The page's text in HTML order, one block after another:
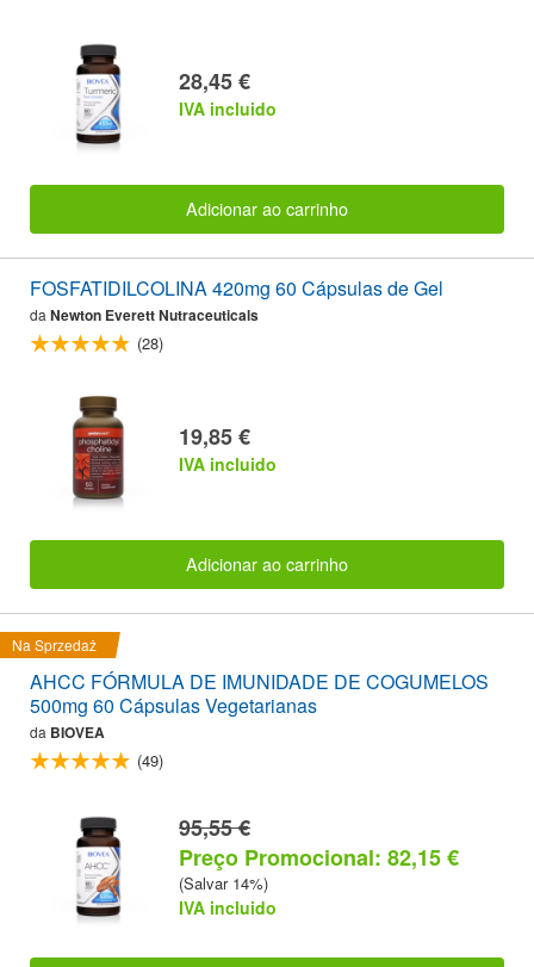
28,45 €
IVA incluido
Adicionar ao carrinho
FOSFATIDILCOLINA 420mg 60 Cápsulas de Gel
da Newton Everett Nutraceuticals
(28)
19,85 €
IVA incluido
Adicionar ao carrinho
Na Sprzedaż
AHCC FÓRMULA DE IMUNIDADE DE COGUMELOS
500mg 60 Cápsulas Vegetarianas
da BIOVEA
(49)
95,55 €
Preço Promocional: 82,15 €
(Salvar 14%)
IVA incluido